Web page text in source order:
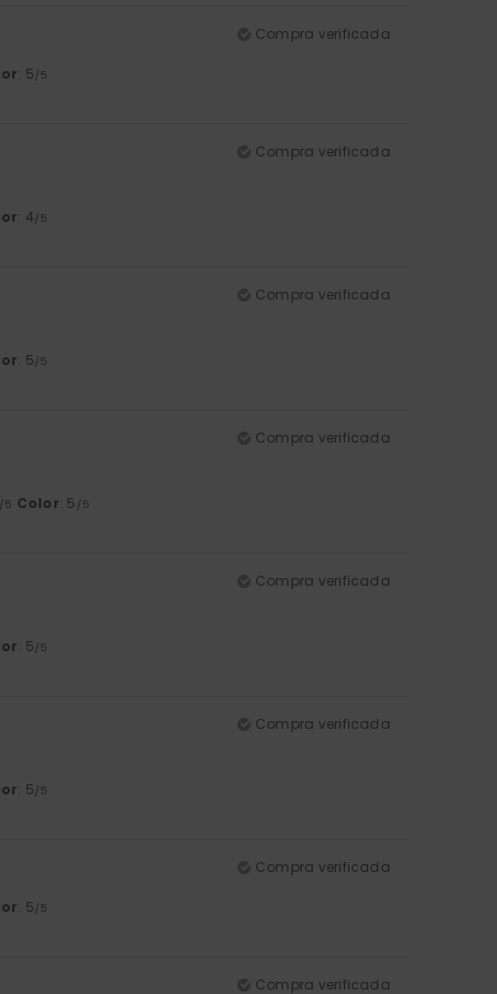
Compra verificada
: 5/5
Compra verificada
: 4/5
Compra verificada
: 5/5
Compra verificada
/5 Color: 5 /5
Compra verificada
: 5/5
Compra verificada
: 5/5
Compra verificada
: 5/5
Compra verificada